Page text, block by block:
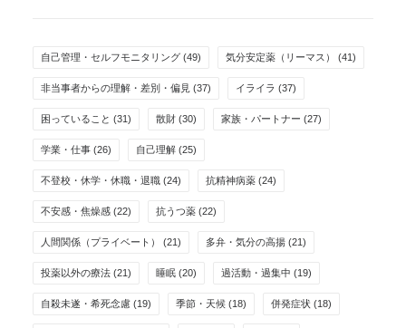
自己管理・セルフモニタリング (49) 気分安定薬（リーマス） (41)
非当事者からの理解・差別・偏見 (37) イライラ (37)
困っていること (31) 散財 (30) 家族・パートナー (27)
学業・仕事 (26) 自己理解 (25)
不登校・休学・休職・退職 (24) 抗精神病薬 (24)
不安感・焦燥感 (22) 抗うつ薬 (22)
人間関係（プライベート） (21) 多弁・気分の高揚 (21)
投薬以外の療法 (21) 睡眠 (20) 過活動・過集中 (19)
自殺未遂・希死念慮 (19) 季節・天候 (18) 併発症状 (18)